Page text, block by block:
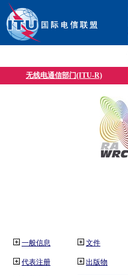
无线电通信部门(ITU-R)
一般信息
代表注册
文件
出版物